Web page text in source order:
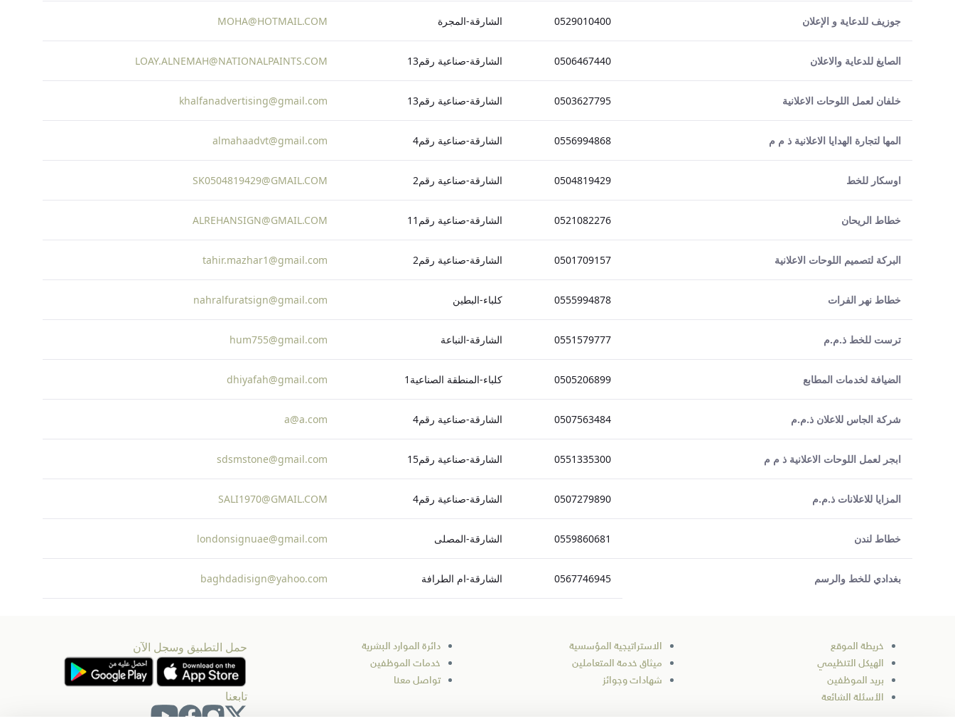
جوزيف للدعاية و الإعلان 0529010400 الشارقة-المجرة MOHA@HOTMAIL.COM
الصايغ للدعاية والاعلان 0506467440 الشارقة-صناعية رقم13 LOAY.ALNEMAH@NATIONALPAINTS.COM
خلفان لعمل اللوحات الاعلانية 0503627795 الشارقة-صناعية رقم13 khalfanadvertising@gmail.com
المها لتجارة الهدايا الاعلانية ذ م م 0556994868 الشارقة-صناعية رقم4 almahaadvt@gmail.com
اوسكار للخط 0504819429 الشارقة-صناعية رقم2 SK0504819429@GMAIL.COM
خطاط الريحان 0521082276 الشارقة-صناعية رقم11 ALREHANSIGN@GMAIL.COM
البركة لتصميم اللوحات الاعلانية 0501709157 الشارقة-صناعية رقم2 tahir.mazhar1@gmail.com
خطاط نهر الفرات 0555994878 كلباء-البطين nahralfuratsign@gmail.com
ترست للخط ذ.م.م 0551579777 الشارقة-النباعة hum755@gmail.com
الضيافة لخدمات المطابع 0505206899 كلباء-المنطقة الصناعية1 dhiyafah@gmail.com
شركة الجاس للاعلان ذ.م.م 0507563484 الشارقة-صناعية رقم4 a@a.com
ابجر لعمل اللوحات الاعلانية ذ م م 0551335300 الشارقة-صناعية رقم15 sdsmstone@gmail.com
المزايا للاعلانات ذ.م.م 0507279890 الشارقة-صناعية رقم4 SALI1970@GMAIL.COM
خطاط لندن 0559860681 الشارقة-المصلى londonsignuae@gmail.com
بغدادي للخط والرسم 0567746945 الشارقة-ام الطرافة baghdadisign@yahoo.com
خريطة الموقع
الهيكل التنظيمي
بريد الموظفين
الأسئلة الشائعة
الاستراتيجية المؤسسية
ميثاق خدمة المتعاملين
شهادات وجوائز
دائرة الموارد البشرية
خدمات الموظفين
تواصل معنا
حمل التطبيق وسجل الآن
تابعنا